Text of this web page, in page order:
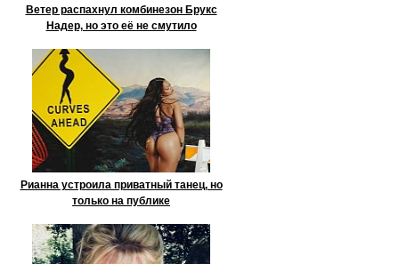
Ветер распахнул комбинезон Брукс
Надер, но это её не смутило
Рианна устроила приватный танец, но
только на публике